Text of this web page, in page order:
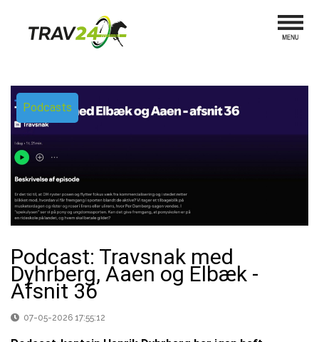
Podcasts
Podcast: Travsnak med
Dyhrberg, Aaen og Elbæk -
Afsnit 36
07-05-2026 17:55:12